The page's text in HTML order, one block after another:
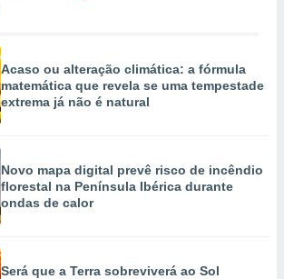
Acaso ou alteração climática: a fórmula
matemática que revela se uma tempestade
extrema já não é natural
Novo mapa digital prevê risco de incêndio
florestal na Península Ibérica durante
ondas de calor
Será que a Terra sobreviverá ao Sol